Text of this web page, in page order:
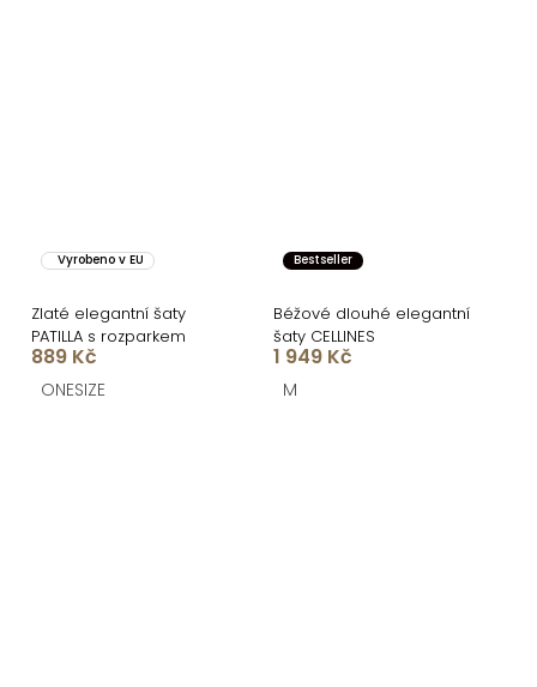
Vyrobeno v EU
Zlaté elegantní šaty
PATILLA s rozparkem
889 Kč
ONESIZE
Bestseller
Béžové dlouhé elegantní
šaty CELLINES
1 949 Kč
M